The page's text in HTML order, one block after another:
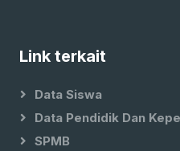
Link terkait
Data Siswa
Data Pendidik Dan
SPMB